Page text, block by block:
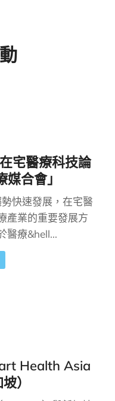
宅醫療科技論
合會」
快速發展，在宅醫
產業的重要發展方
醫療&hell...
Health Asia
）